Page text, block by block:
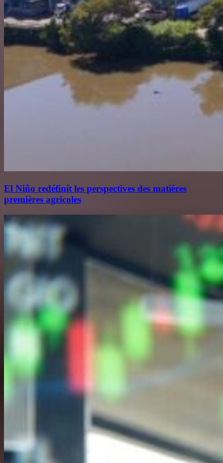
El Niño redéfinit les perspectives des matières
premières agricoles